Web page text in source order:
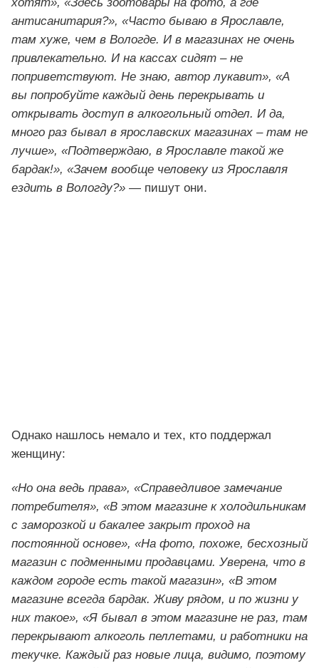
хотят», «Здесь зоотовары на фото, а где
антисанитария?», «Часто бываю в Ярославле,
там хуже, чем в Вологде. И в магазинах не очень
привлекательно. И на кассах сидят – не
поприветствуют. Не знаю, автор лукавит», «А
вы попробуйте каждый день перекрывать и
открывать доступ в алкогольный отдел. И да,
много раз бывал в ярославских магазинах – там не
лучше», «Подтверждаю, в Ярославле такой же
бардак!», «Зачем вообще человеку из Ярославля
ездить в Вологду?» — пишут они.
Однако нашлось немало и тех, кто поддержал
женщину:
«Но она ведь права», «Справедливое замечание
потребителя», «В этом магазине к холодильникам
с заморозкой и бакалее закрыт проход на
постоянной основе», «На фото, похоже, бесхозный
магазин с подменными продавцами. Уверена, что в
каждом городе есть такой магазин», «В этом
магазине всегда бардак. Живу рядом, и по жизни у
них такое», «Я бывал в этом магазине не раз, там
перекрывают алкоголь пеллетами, и работники на
текучке. Каждый раз новые лица, видимо, поэтому